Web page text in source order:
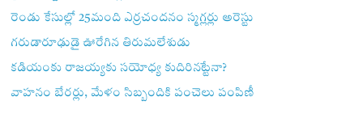
రెండు కేసుల్లో 25మంది ఎర్రచందనం స్మగ్లర్లు అరెస్టు
గరుడారూఢుడై ఊరేగిన తిరుమలేశుడు
కడియంకు రాజయ్యకు సయోధ్య కుదిరినట్టేనా?
వాహ‌నం బేర‌ర్లు, మేళం సిబ్బందికి పంచెలు పంపిణీ